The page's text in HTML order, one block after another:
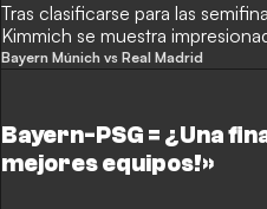
Tras clasificarse para las
Kimmich se muestra
coreografía de los aficionados.
Bayern Múnich vs Real Madrid
Bayern-PSG = ¿Una
mejores equipos!»